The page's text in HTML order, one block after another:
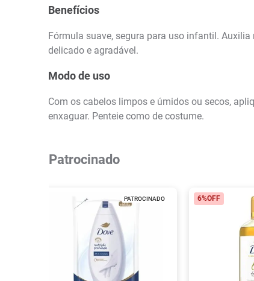
Benefícios
Fórmula suave, segura para uso infantil.
delicado e agradável.
Modo de uso
Com os cabelos limpos e úmidos ou secos,
enxaguar. Penteie como de costume.
Patrocinado
PATROCINADO 6%OFF